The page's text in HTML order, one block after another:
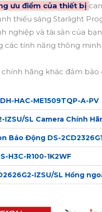
ưu điểm của thiết bị
thiếu sáng Starlight
nghiệp và tài sản của
các tính năng thông
hãng khác đảm
HAC-ME1509TQP-A-PV
IZSU/SL Camera Chính
Báo Động DS-
H3C-R100-1K2WF
IZSU/SL Hồng